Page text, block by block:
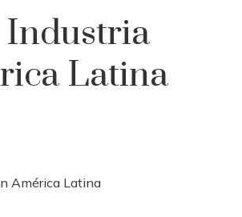
Industria
Latina